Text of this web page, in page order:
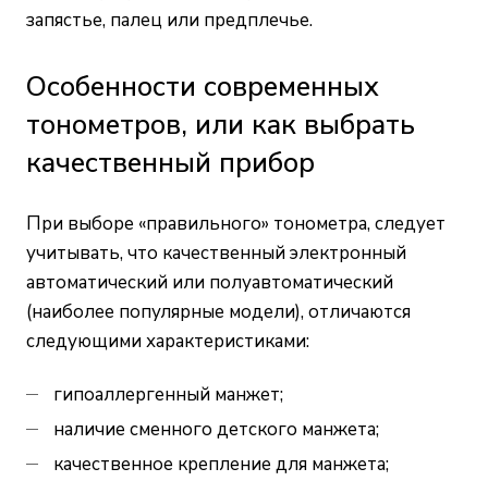
запястье, палец или предплечье.
Особенности современных
тонометров, или как выбрать
качественный прибор
При выборе «правильного» тонометра, следует
учитывать, что качественный электронный
автоматический или полуавтоматический
(наиболее популярные модели), отличаются
следующими характеристиками:
гипоаллергенный манжет;
наличие сменного детского манжета;
качественное крепление для манжета;